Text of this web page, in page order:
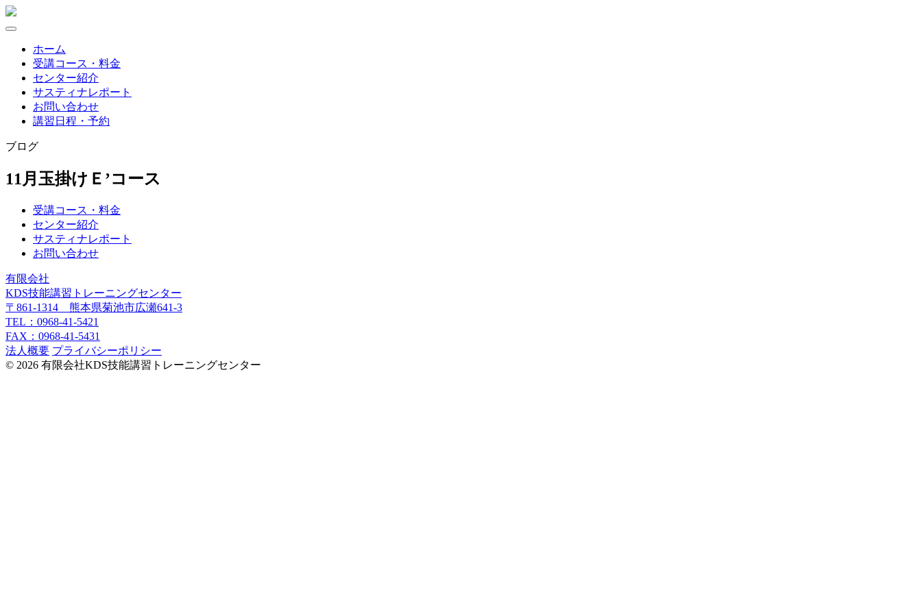
Skip
ホーム
受講コース・料金
センター紹介
サスティナレポート
お問い合わせ
講習日程・予約
ブログ
11月玉掛けＥ’コース
受講コース・料金
センター紹介
サスティナレポート
お問い合わせ
有限会社
KDS技能講習トレーニングセンター
〒861-1314 熊本県菊池市広瀬641-3
TEL：0968-41-5421
FAX：0968-41-5431
法人概要 プライバシーポリシー
© 2026 有限会社KDS技能講習トレーニングセンター